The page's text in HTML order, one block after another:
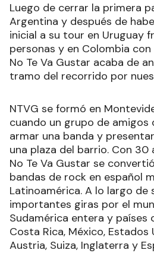
Luego de cerrar la primera
Argentina y después de
inicial a su tour en Uruguay
personas y en Colombia
No Te Va Gustar acaba de
tramo del recorrido por
NTVG se formó en
cuando un grupo de amigos
armar una banda y
una plaza del barrio. Con
No Te Va Gustar se
bandas de rock en español
Latinoamérica. A lo largo de
importantes giras por el
Sudamérica entera y países
Costa Rica, México, Estados
Austria, Suiza, Inglaterra y